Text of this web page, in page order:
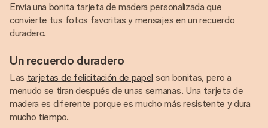
Envía una bonita tarjeta de madera personalizada que
convierte tus fotos favoritas y mensajes en un recuerdo
duradero.
Un recuerdo duradero
Las tarjetas de felicitación de papel son bonitas, pero a
menudo se tiran después de unas semanas. Una tarjeta de
madera es diferente porque es mucho más resistente y dura
mucho tiempo.